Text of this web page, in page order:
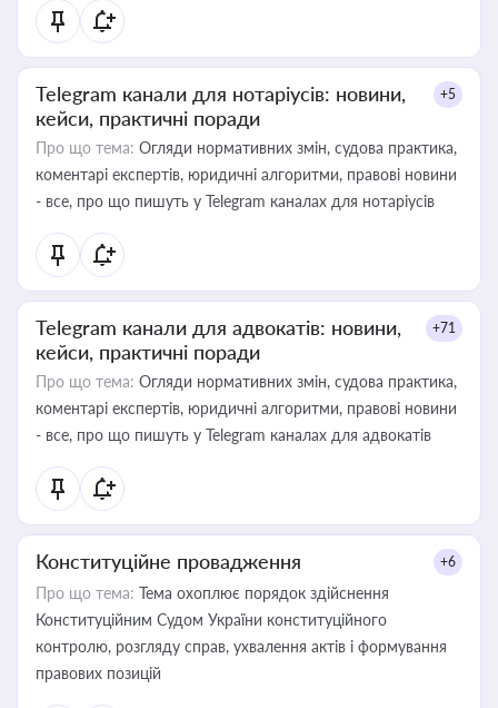
Telegram канали для нотаріусів: новини,
кейси, практичні поради
+5
Про що тема: Огляди нормативних змін, судова практика,
коментарі експертів, юридичні алгоритми, правові новини
- все, про що пишуть у Telegram каналах для нотаріусів
Telegram канали для адвокатів: новини,
кейси, практичні поради
+71
Про що тема: Огляди нормативних змін, судова практика,
коментарі експертів, юридичні алгоритми, правові новини
- все, про що пишуть у Telegram каналах для адвокатів
Конституційне провадження +6
Про що тема: Тема охоплює порядок здійснення
Конституційним Судом України конституційного
контролю, розгляду справ, ухвалення актів і формування
правових позицій